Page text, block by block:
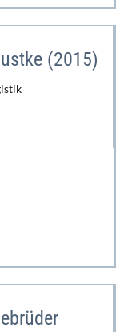
(2015)